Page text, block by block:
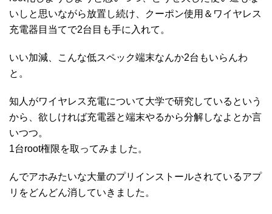
いしと思いながら放置し続け、クーポン使用＆ワイヤレス
充電器目当てで2台目も手に入れて。
いい加減、こんな低スペック端末なんか2台もいらんわ
と。
知人がワイヤレス充電について大学で研究しているという
から、欲しければ充電器と端末やるから分解しなよとか言
いつつ。
1台root権限を取ってみました。
んでアホみたいな大量のプリインストールされているアプ
リをどんどん消していきました。